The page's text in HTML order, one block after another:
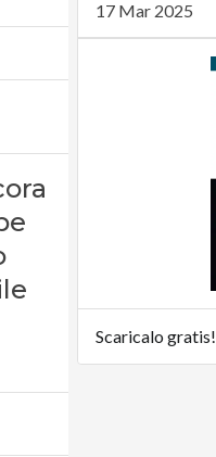
17 Mar 2025
Scaricalo gratis!